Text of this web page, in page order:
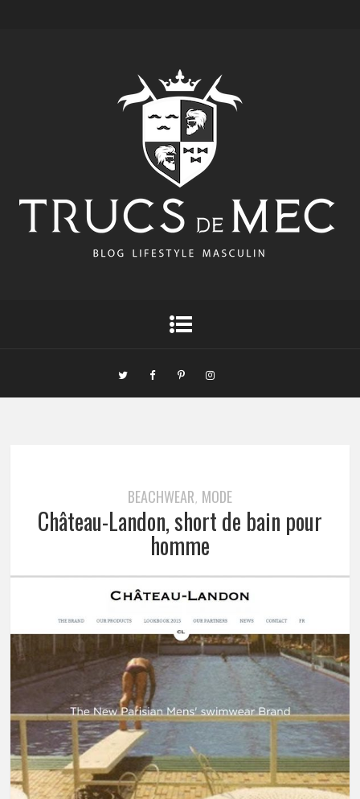
BEACHWEAR, MODE
Château-Landon, short de bain pour
homme